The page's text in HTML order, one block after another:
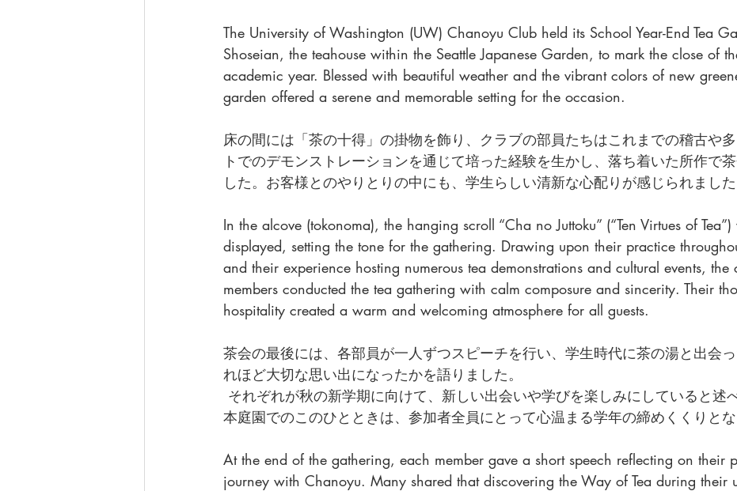
The University of Washington (UW) Chanoyu Club held its School Year-End Tea
Shoseian, the teahouse within the Seattle Japanese Garden, to mark the close of
academic year. Blessed with beautiful weather and the vibrant colors of new
garden offered a serene and memorable setting for the occasion.
床の間には「茶の十得」の掛物を飾り、クラブの部員たちはこれまでの稽古や
トでのデモンストレーションを通じて培った経験を生かし、落ち着いた所作で
した。お客様とのやりとりの中にも、学生らしい清新な心配りが感じられました
In the alcove (tokonoma), the hanging scroll “Cha no Juttoku” (“Ten Virtues of Tea”)
displayed, setting the tone for the gathering. Drawing upon their practice
and their experience hosting numerous tea demonstrations and cultural events, the
members conducted the tea gathering with calm composure and sincerity. Their
hospitality created a warm and welcoming atmosphere for all guests.
茶会の最後には、各部員が一人ずつスピーチを行い、学生時代に茶の湯と出会
れほど大切な思い出になったかを語りました。
本庭園でのこのひとときは、参加者全員にとって心温まる学年の締めくくりとな
At the end of the gathering, each member gave a short speech reflecting on their
journey with Chanoyu. Many shared that discovering the Way of Tea during their